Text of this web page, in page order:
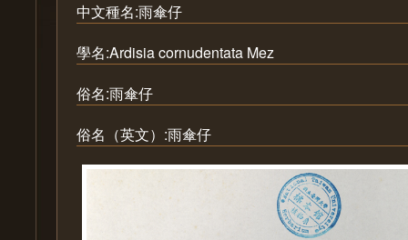
中文種名:雨傘仔
學名:Ardisia cornudentata Mez
俗名:雨傘仔
俗名（英文）:雨傘仔